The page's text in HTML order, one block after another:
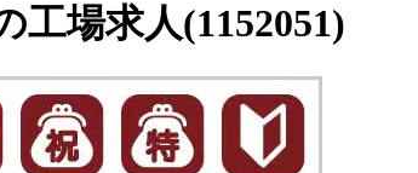
工場求人(1152051)